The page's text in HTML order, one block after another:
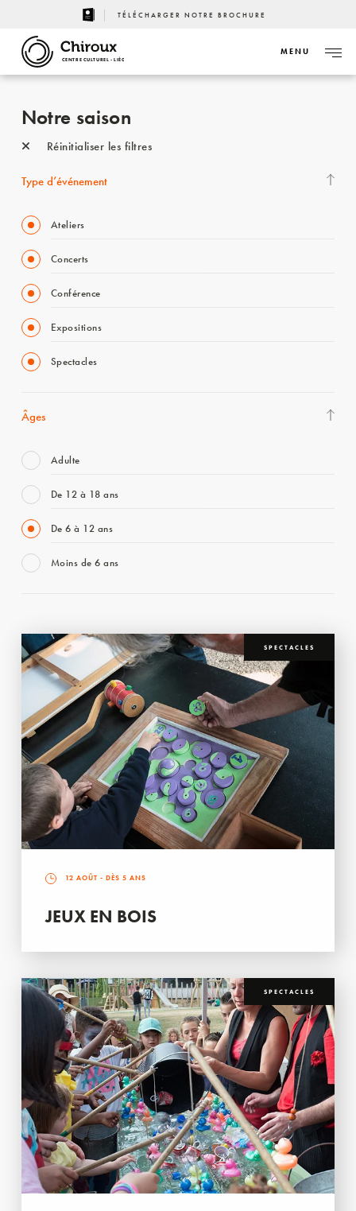
TÉLÉCHARGER NOTRE BROCHURE
CENTRE CULTUREL - LIÈGE
MENU
Notre saison
Réinitialiser les filtres
Type d’événement
Ateliers
Concerts
Conférence
Expositions
Spectacles
Âges
Adulte
De 12 à 18 ans
De 6 à 12 ans
Moins de 6 ans
SPECTACLES
12 AOÛT - DÈS 5 ANS
JEUX EN BOIS
SPECTACLES